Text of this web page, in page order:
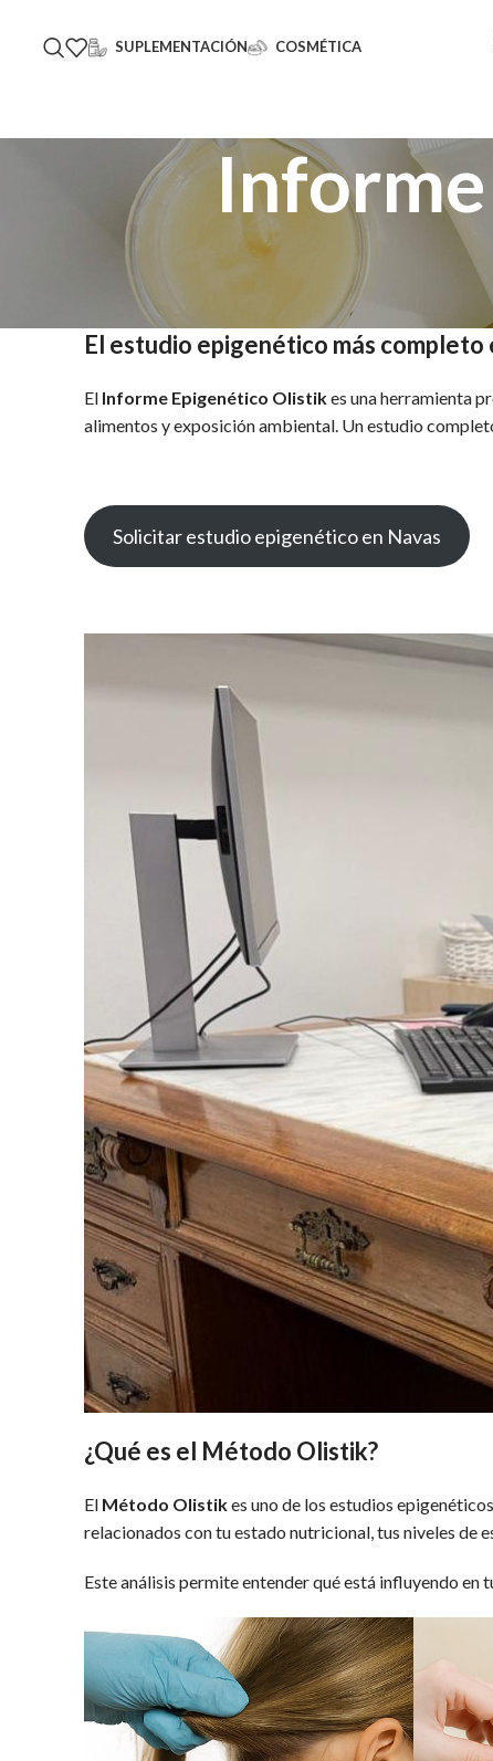
SUPLEMENTACIÓN COSMÉTICA
Informe
El estudio epigenético más
El Informe Epigenético Olistikes una herramienta
alimentos y exposición ambiental. Un estudio
Solicitar estudio epigenético en Navas
¿Qué es el Método Olistik?
El Método Olistikes uno de los estudios
relacionados con tu estado nutricional, tus niveles de
Este análisis permite entender qué está influyendo